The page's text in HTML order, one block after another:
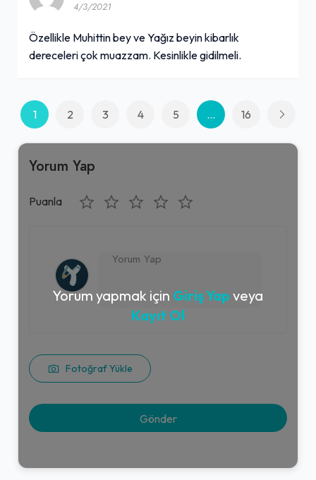
4/3/2021
Özellikle Muhittin bey ve Yağız beyin kibarlık
dereceleri çok muazzam. Kesinlikle gidilmeli.
1 2 3 4 5 ... 16
Yorum Yap
Puanla
Fotoğraf Yükle
Yorum yapmak için Giriş Yap veya
Kayıt Ol